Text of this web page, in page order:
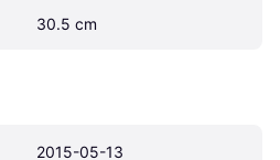
30.5 cm
2015-05-13